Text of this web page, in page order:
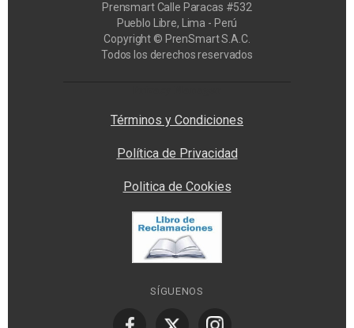
Prensmart Calle Paracas #532
Pueblo Libre, Lima - Perú
Copyright © PrenSmart S.A.C.
Todos los derechos reservados
Términos y Condiciones
Política de Privacidad
Politica de Cookies
SÍGUENOS